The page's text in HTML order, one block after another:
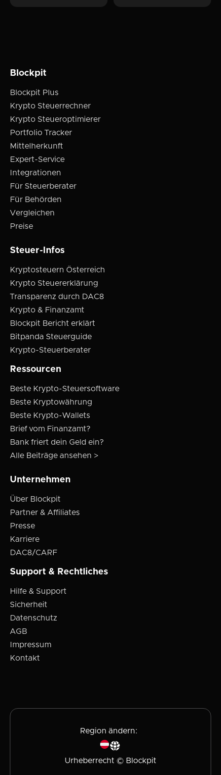
Blockpit
Blockpit Plus
Krypto Steuerrechner
Krypto Steueroptimierer
Portfolio Tracker
Mittelherkunft
Expert-Service
Integrationen
Für Steuerberater
Für Behörden
Vergleichen
Preise
Steuer-Infos
Kryptosteuern Österreich
Krypto Steuererklärung
Transparenz durch DAC8
Krypto & Finanzamt
Blockpit Bericht erklärt
Bitpanda Steuerguide
Krypto-Steuerberater
Ressourcen
Beste Krypto-Steuersoftware
Beste Kryptowährung
Beste Krypto-Wallets
Brief vom Finanzamt?
Bank friert dein Geld ein?
Alle Beiträge ansehen >
Unternehmen
Über Blockpit
Partner & Affiliates
Presse
Karriere
DAC8/CARF
Support & Rechtliches
Hilfe & Support
Sicherheit
Datenschutz
AGB
Impressum
Kontakt
Region ändern:
Urheberrecht © Blockpit